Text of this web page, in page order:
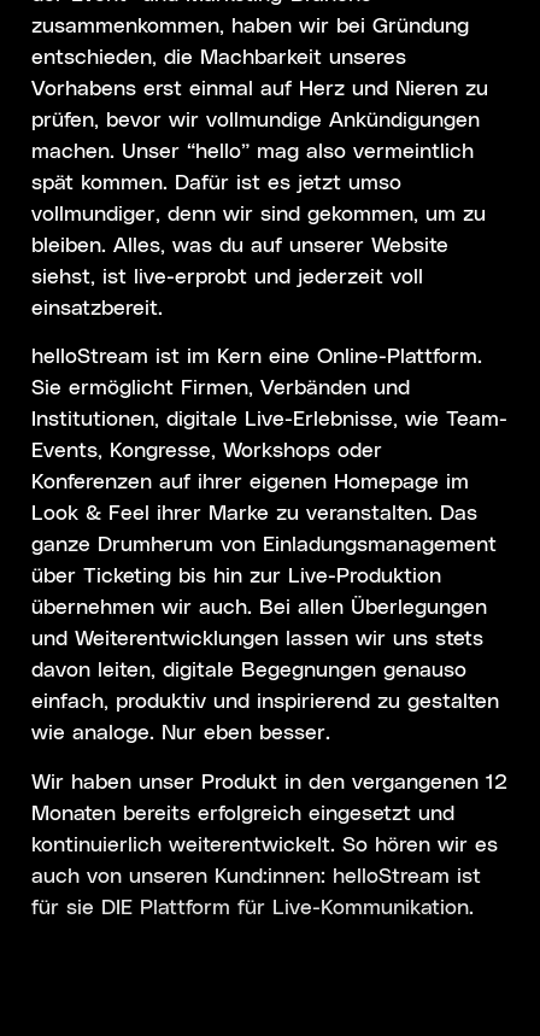
zusammenkommen, haben wir bei Gründung
entschieden, die Machbarkeit unseres
Vorhabens erst einmal auf Herz und Nieren zu
prüfen, bevor wir vollmundige Ankündigungen
machen. Unser “hello” mag also vermeintlich
spät kommen. Dafür ist es jetzt umso
vollmundiger, denn wir sind gekommen, um zu
bleiben. Alles, was du auf unserer Website
siehst, ist live-erprobt und jederzeit voll
einsatzbereit.
helloStream ist im Kern eine Online-Plattform.
Sie ermöglicht Firmen, Verbänden und
Institutionen, digitale Live-Erlebnisse, wie Team-
Events, Kongresse, Workshops oder
Konferenzen auf ihrer eigenen Homepage im
Look & Feel ihrer Marke zu veranstalten. Das
ganze Drumherum von Einladungsmanagement
über Ticketing bis hin zur Live-Produktion
übernehmen wir auch. Bei allen Überlegungen
und Weiterentwicklungen lassen wir uns stets
davon leiten, digitale Begegnungen genauso
einfach, produktiv und inspirierend zu gestalten
wie analoge. Nur eben besser.
Wir haben unser Produkt in den vergangenen 12
Monaten bereits erfolgreich eingesetzt und
kontinuierlich weiterentwickelt. So hören wir es
auch von unseren Kund:innen: helloStream ist
für sie DIE Plattform für Live-Kommunikation.